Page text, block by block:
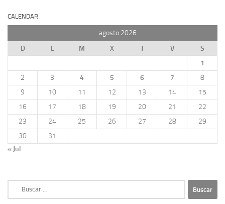
CALENDAR
agosto 2026
D
L M X J V
S
1
2
3 4 5 6 7
8
9
10 11 12 13 14
15
16
17 18 19 20 21
22
23
24 25 26 27 28
29
30
31
« Jul